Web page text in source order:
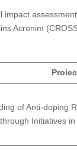
impact
Acronim
of Anti-doping
Initiatives